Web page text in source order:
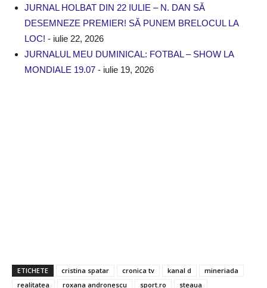
JURNAL HOLBAT DIN 22 IULIE – N. DAN SĂ
DESEMNEZE PREMIER! SĂ PUNEM BRELOCUL LA
LOC! - iulie 22, 2026
JURNALUL MEU DUMINICAL: FOTBAL – SHOW LA
MONDIALE 19.07 - iulie 19, 2026
ETICHETE cristina spatar cronica tv kanal d
mineriada
realitatea
roxana andronescu sport.ro steaua